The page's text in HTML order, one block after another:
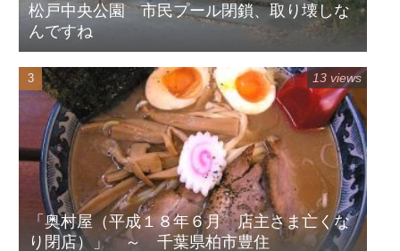
松戸中央公園 市民プール閉鎖、取り壊しな
んですね
「奥村屋（平成１８年６月 店主さま亡くな
り閉店）」 ～ 千葉県柏市豊住
13 views